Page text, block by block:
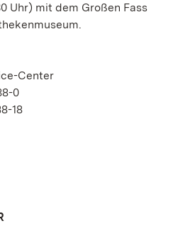
Uhr) mit dem Großen Fass
Center
0
18